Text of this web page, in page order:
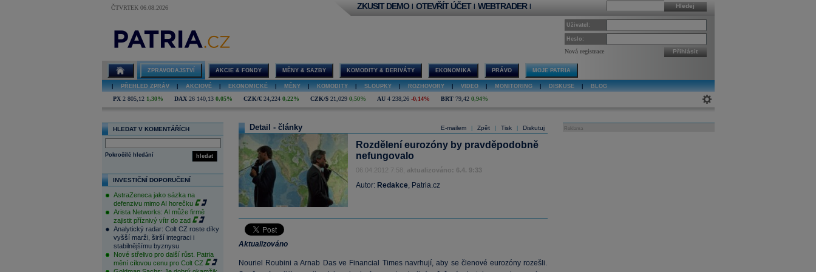
ČTVRTEK 06.08.2026 Hledej
ZKUSIT DEMO | OTEVŘÍT ÚČET | WEBTRADER |
Uživatel:
Heslo:
Nová registrace Přihlásit
ZPRAVODAJSTVÍ AKCIE & FONDY MĚNY & SAZBY KOMODITY & DERIVÁTY EKONOMIKA PRÁVO MOJE PATRIA
PŘEHLED ZPRÁV AKCIOVÉ EKONOMICKÉ MĚNY KOMODITY SLOUPKY ROZHOVORY VIDEO MONITORING DISKUSE BLOG
PX 2 805,12 1,30% DAX 26 140,13 0,05% CZK/€ 24,224 0,22% CZK/$ 21,029 0,50% AU 4 238,26 -0,14% BRT 79,42 0,94%
HLEDAT V KOMENTÁŘÍCH
hledat
Pokročilé hledání
INVESTIČNÍ DOPORUČENÍ
AstraZeneca jako sázka na
defenzivu mimo AI horečku
Arista Networks: AI může firmě
zajistit příznivý vítr do zad
Analytický radar: Colt CZ roste díky
vyšší marži, širší integraci i
stabilnějšímu byznysu
Nové střelivo pro další růst. Patria
mění cílovou cenu pro Colt CZ
E-mailem Zpět Tisk Diskutuj
Detail - články
Rozdělení eurozóny by pravděpodobně
nefungovalo
06.04.2012 7:58, aktualizováno: 6.4. 9:33
Autor: Redakce, Patria.cz
Aktualizováno
Nouriel Roubini a Arnab Das ve Financial Times navrhují, aby se členové eurozóny rozešli.
Reklama